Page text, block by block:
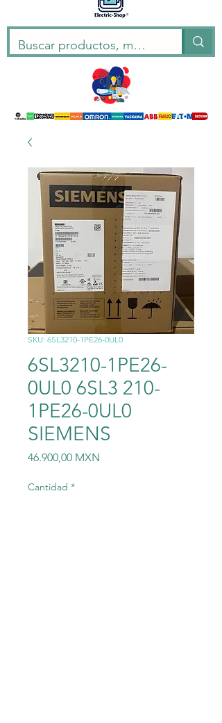
SKU: 6SL3210-1PE26-0UL0
6SL3210-1PE26-
0UL0 6SL3 210-
1PE26-0UL0
SIEMENS
46.900,00 MXN
Cantidad *